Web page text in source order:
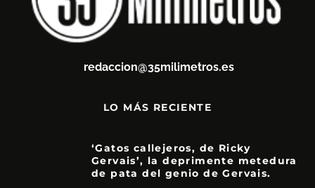
redaccion@35milimetros.es
LO MÁS RECIENTE
‘Gatos callejeros, de Ricky
Gervais’, la deprimente metedura
de pata del genio de Gervais.